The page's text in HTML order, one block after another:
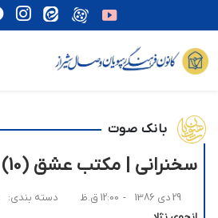
بانک صوت
سخنرانی | مکتب عشق (10)
29 دی 1386 - 12:00 ق.ظ دسته بندی: